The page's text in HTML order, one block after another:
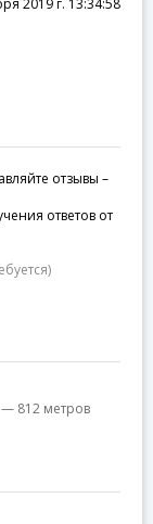
2019 г. 13:34:58
отзывы –
ответов от
— 812 метров